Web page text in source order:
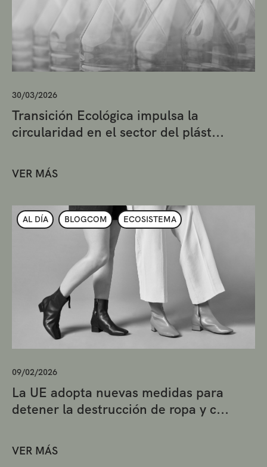
30/03/2026
Transición Ecológica impulsa la
circularidad en el sector del plást...
VER MÁS
AL DÍA BLOGCOM ECOSISTEMA
09/02/2026
La UE adopta nuevas medidas para
detener la destrucción de ropa y c...
VER MÁS